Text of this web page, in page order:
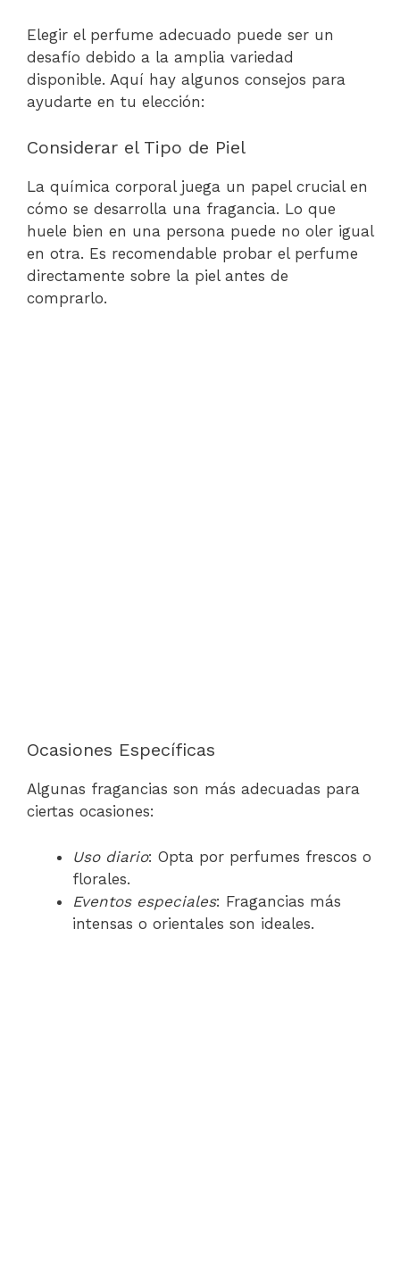
Elegir el perfume adecuado puede ser un
desafío debido a la amplia variedad
disponible. Aquí hay algunos consejos para
ayudarte en tu elección:
Considerar el Tipo de Piel
La química corporal juega un papel crucial en
cómo se desarrolla una fragancia. Lo que
huele bien en una persona puede no oler igual
en otra. Es recomendable probar el perfume
directamente sobre la piel antes de
comprarlo.
Ocasiones Específicas
Algunas fragancias son más adecuadas para
ciertas ocasiones:
Uso diario: Opta por perfumes frescos o
florales.
Eventos especiales: Fragancias más
intensas o orientales son ideales.